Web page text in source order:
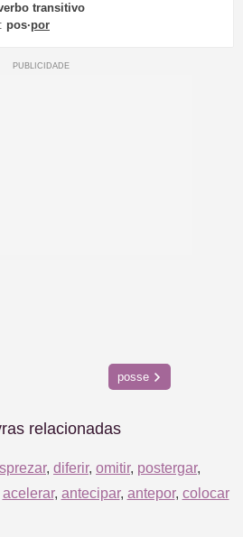
transitivo
pos·por
posse
relacionadas
, diferir, omitir, postergar,
acelerar, antecipar, antepor, colocar